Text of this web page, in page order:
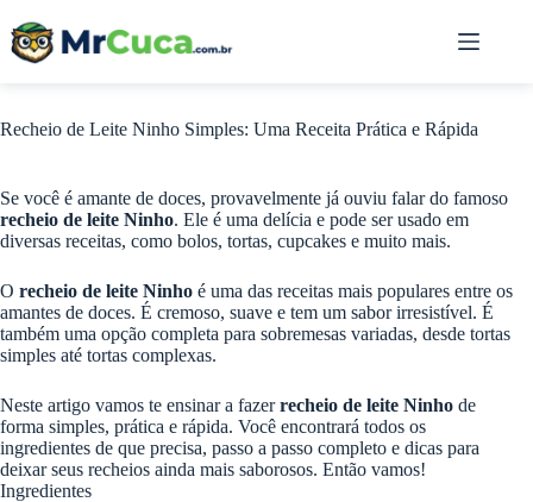
para
Recheio de Leite Ninho Simples: Uma Receita Prática e Rápida
Se você é amante de doces, provavelmente já ouviu falar do famoso
recheio de leite Ninho. Ele é uma delícia e pode ser usado em
diversas receitas, como bolos, tortas, cupcakes e muito mais.
O recheio de leite Ninho é uma das receitas mais populares entre os
amantes de doces. É cremoso, suave e tem um sabor irresistível. É
também uma opção completa para sobremesas variadas, desde tortas
simples até tortas complexas.
Neste artigo vamos te ensinar a fazerrecheio de leite Ninho de
forma simples, prática e rápida. Você encontrará todos os
ingredientes de que precisa, passo a passo completo e dicas para
deixar seus recheios ainda mais saborosos. Então vamos!
Ingredientes